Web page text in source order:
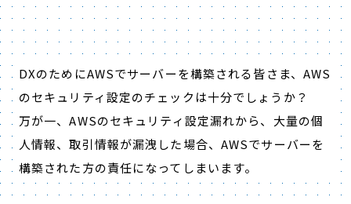
DXのためにAWSでサーバーを構築される皆さま、AWS
のセキュリティ設定のチェックは十分でしょうか？
万が一、AWSのセキュリティ設定漏れから、大量の個
人情報、取引情報が漏洩した場合、AWSでサーバーを
構築された方の責任になってしまいます。